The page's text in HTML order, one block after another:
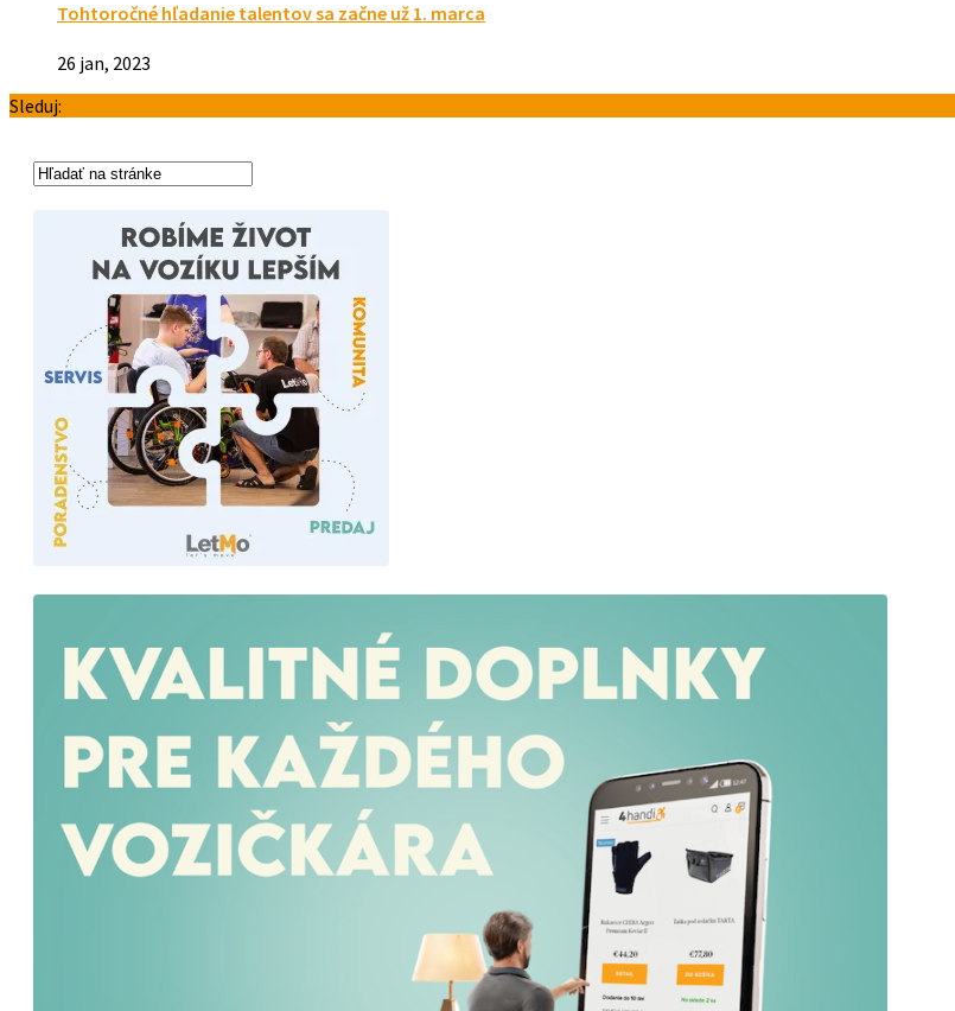
Tohtoročné hľadanie talentov sa začne už 1. marca
26 jan, 2023
Sleduj: